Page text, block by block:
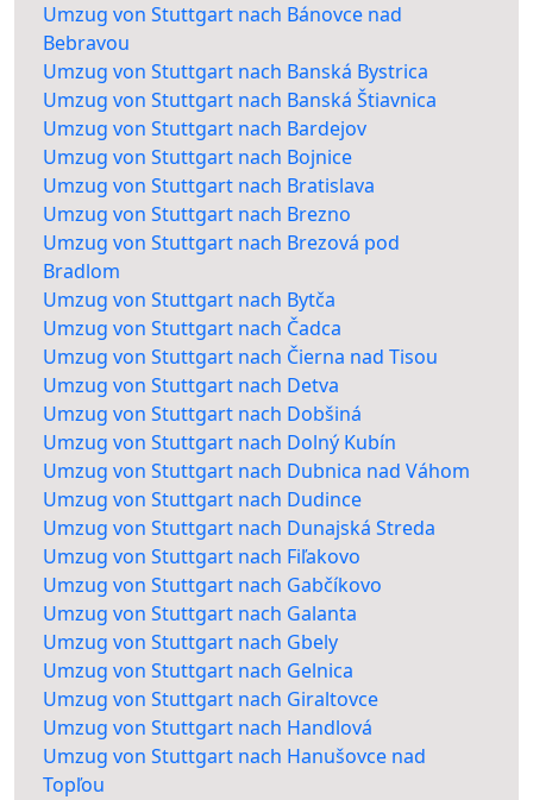
Umzug von Stuttgart nach Bánovce nad
Bebravou
Umzug von Stuttgart nach Banská Bystrica
Umzug von Stuttgart nach Banská Štiavnica
Umzug von Stuttgart nach Bardejov
Umzug von Stuttgart nach Bojnice
Umzug von Stuttgart nach Bratislava
Umzug von Stuttgart nach Brezno
Umzug von Stuttgart nach Brezová pod
Bradlom
Umzug von Stuttgart nach Bytča
Umzug von Stuttgart nach Čadca
Umzug von Stuttgart nach Čierna nad Tisou
Umzug von Stuttgart nach Detva
Umzug von Stuttgart nach Dobšiná
Umzug von Stuttgart nach Dolný Kubín
Umzug von Stuttgart nach Dubnica nad Váhom
Umzug von Stuttgart nach Dudince
Umzug von Stuttgart nach Dunajská Streda
Umzug von Stuttgart nach Fiľakovo
Umzug von Stuttgart nach Gabčíkovo
Umzug von Stuttgart nach Galanta
Umzug von Stuttgart nach Gbely
Umzug von Stuttgart nach Gelnica
Umzug von Stuttgart nach Giraltovce
Umzug von Stuttgart nach Handlová
Umzug von Stuttgart nach Hanušovce nad
Topľou